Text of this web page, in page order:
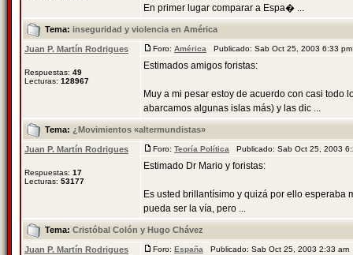
En primer lugar comparar a Espa� ...
Tema: inseguridad y violencia en América
Juan P. Martín Rodrigues
Respuestas: 49
Lecturas: 128967
Foro: América Publicado: Sab Oct 25, 2003 6:33
Estimados amigos foristas:
Muy a mi pesar estoy de acuerdo con casi
abarcamos algunas islas más) y las dic ...
Tema: ¿Movimientos «altermundistas»
Juan P. Martín Rodrigues
Respuestas: 17
Lecturas: 53177
Foro: Teoría Política Publicado: Sab Oct 25, 2003
Estimado Dr Mario y foristas:
Es usted brillantísimo y quizá por ello esperaba
pueda ser la vía, pero ...
Tema: Cristóbal Colón y Hugo Chávez
Juan P. Martín Rodrigues Foro: España Publicado: Sab Oct 25, 2003 2:33